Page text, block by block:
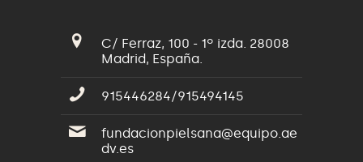
C/ Ferraz, 100 - 1º izda. 28008
Madrid, España.
915446284/915494145
fundacionpielsana@equipo.ae
dv.es